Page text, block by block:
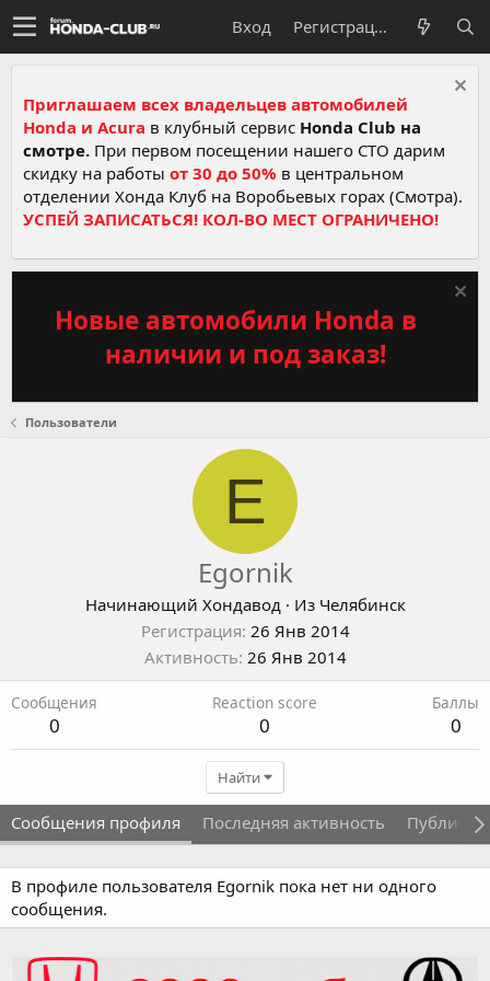
Вход Регистрация
Приглашаем всех владельцев автомобилей
Honda и Acura в клубный сервис Honda Club на
смотре. При первом посещении нашего СТО дарим
скидку на работы от 30 до 50% в центральном
отделении Хонда Клуб на Воробьевых горах (Смотра).
УСПЕЙ ЗАПИСАТЬСЯ! КОЛ-ВО МЕСТ ОГРАНИЧЕНО!
Новые автомобили Honda в
наличии и под заказ!
Пользователи
E
Egornik
Начинающий Хондавод · Из Челябинск
Регистрация 26 Янв 2014
Активность 26 Янв 2014
Сообщения
0
Reaction score
0
Баллы
0
Найти
Сообщения профиля Последняя активность
В профиле пользователя Egornik пока нет ни одного
сообщения.